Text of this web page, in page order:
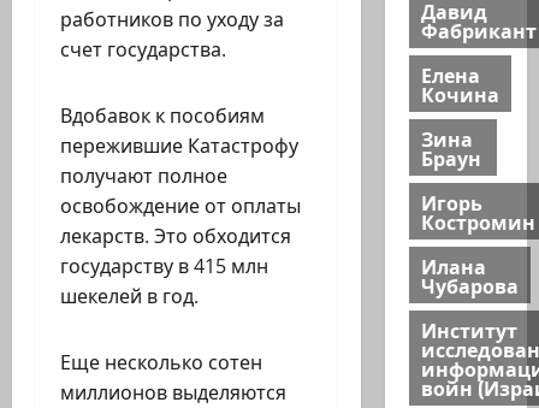
работников по уходу за
счет государства.
Вдобавок к пособиям
пережившие Катастрофу
получают полное
освобождение от оплаты
лекарств. Это обходится
государству в 415 млн
шекелей в год.
Еще несколько сотен
миллионов выделяются
Давид
Фабрикант
Елена
Кочина
Зина
Браун
Игорь
Костромин
Илана
Чубарова
Институт
войн